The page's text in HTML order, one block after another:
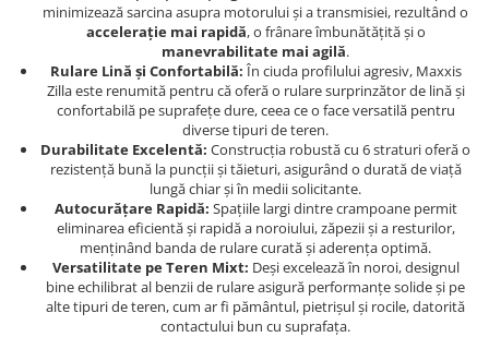
Transmisie, Variator & Ambreiaj
Ambreiaj
Curele
Fulie Variator
Intinzatoare Lant
Motor Transmisie
Oala ambreiaj
PATINA GHIDAJ
Pinioane
Piulita ambreiaj & diferential
ATV/Quad
Casual
Camasi
Copii
Casti
Parbrize moto
Proiectoare
Suveniruri
Transport
Uleiuri
ACCESORII SNOWMOBIL
INTRETINERE MOTO & ATV
minimizează sarcina asupra motorului și a transmisiei, rezultând o
accelerație mai rapidă, o frânare îmbunătățită și o
manevrabilitate mai agilă.
Rulare Lină și Confortabilă: În ciuda profilului agresiv, Maxxis
Zilla este renumită pentru că oferă o rulare surprinzător de lină și
confortabilă pe suprafețe dure, ceea ce o face versatilă pentru
diverse tipuri de teren.
Durabilitate Excelentă: Construcția robustă cu 6 straturi oferă o
rezistență bună la puncții și tăieturi, asigurând o durată de viață
lungă chiar și în medii solicitante.
Autocurățare Rapidă: Spațiile largi dintre crampoane permit
eliminarea eficientă și rapidă a noroiului, zăpezii și a resturilor,
menținând banda de rulare curată și aderența optimă.
Versatilitate pe Teren Mixt: Deși excelează în noroi, designul
bine echilibrat al benzii de rulare asigură performanțe solide și pe
alte tipuri de teren, cum ar fi pământul, pietrișul și rocile, datorită
contactului bun cu suprafața.